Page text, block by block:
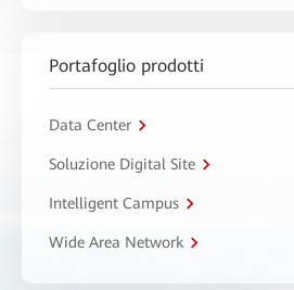
Portafoglio prodotti
Data Center
Soluzione Digital Site
Intelligent Campus
Wide Area Network